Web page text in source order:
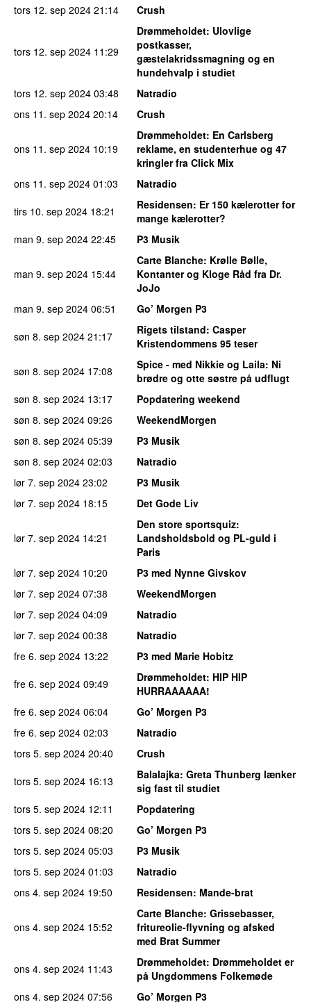
tors 12. sep 2024 21:14 Crush
tors 12. sep 2024 11:29
Drømmeholdet: Ulovlige
postkasser,
gæstelakridssmagning og en
hundehvalp i studiet
tors 12. sep 2024 03:48
Natradio
ons 11. sep 2024 20:14 Crush
ons 11. sep 2024 10:19
Drømmeholdet: En Carlsberg
reklame, en studenterhue og 47
kringler fra Click Mix
ons 11. sep 2024 01:03
Natradio
tirs 10. sep 2024 18:21 Residensen: Er 150 kælerotter for
mange kælerotter?
man 9. sep 2024 22:45 P3 Musik
man 9. sep 2024 15:44
Carte Blanche: Krølle Bølle,
Kontanter og Kloge Råd fra Dr.
JoJo
man 9. sep 2024 06:51
Go’ Morgen P3
søn 8. sep 2024 21:17 Rigets tilstand: Casper
Kristendommens 95 teser
søn 8. sep 2024 17:08 Spice - med Nikkie og Laila: Ni
brødre og otte søstre på udflugt
søn 8. sep 2024 13:17
Popdatering weekend
søn 8. sep 2024 09:26
WeekendMorgen
søn 8. sep 2024 05:39
P3 Musik
søn 8. sep 2024 02:03
Natradio
lør 7. sep 2024 23:02
P3 Musik
lør 7. sep 2024 18:15 Det Gode Liv
lør 7. sep 2024 14:21
Den store sportsquiz:
Landsholdsbold og PL-guld i
Paris
lør 7. sep 2024 10:20
P3 med Nynne Givskov
lør 7. sep 2024 07:38
WeekendMorgen
lør 7. sep 2024 04:09
Natradio
lør 7. sep 2024 00:38
Natradio
fre 6. sep 2024 13:22
P3 med Marie Hobitz
fre 6. sep 2024 09:49 Drømmeholdet: HIP HIP
HURRAAAAAA!
fre 6. sep 2024 06:04
Go’ Morgen P3
fre 6. sep 2024 02:03
Natradio
tors 5. sep 2024 20:40
Crush
tors 5. sep 2024 16:13 Balalajka: Greta Thunberg lænker
sig fast til studiet
tors 5. sep 2024 12:11
Popdatering
tors 5. sep 2024 08:20
Go’ Morgen P3
tors 5. sep 2024 05:03
P3 Musik
tors 5. sep 2024 01:03
Natradio
ons 4. sep 2024 19:50 Residensen: Mande-brat
ons 4. sep 2024 15:52
Carte Blanche: Grissebasser,
fritureolie-flyvning og afsked
med Brat Summer
ons 4. sep 2024 11:43 Drømmeholdet: Drømmeholdet er
på Ungdommens Folkemøde
ons 4. sep 2024 07:56 Go’ Morgen P3